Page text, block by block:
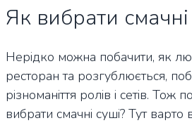
Як вибрати смачні
Нерідко можна побачити, як
ресторан та розгублюється,
різноманіття ролів і сетів. Тож
вибрати смачні суші? Тут варто